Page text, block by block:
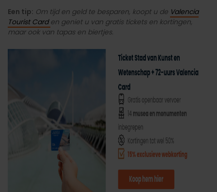
Een tip: Om tijd en geld te besparen, koopt u de Valencia
Tourist Card en geniet u van gratis tickets en kortingen,
maar ook van tapas en biertjes.